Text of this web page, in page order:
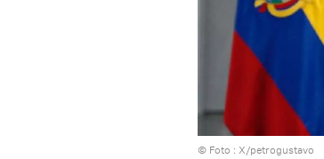
© Foto : X/petrogustavo